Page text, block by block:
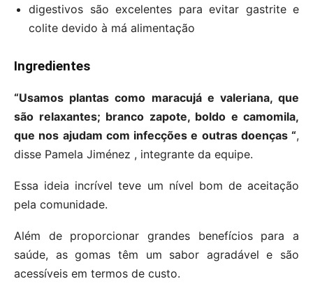
digestivos são excelentes para evitar gastrite e
colite devido à má alimentação
Ingredientes
“Usamos plantas como maracujá e valeriana, que
são relaxantes; branco zapote, boldo e camomila,
que nos ajudam com infecções e outras doenças “,
disse Pamela Jiménez , integrante da equipe.
Essa ideia incrível teve um nível bom de aceitação
pela comunidade.
Além de proporcionar grandes benefícios para a
saúde, as gomas têm um sabor agradável e são
acessíveis em termos de custo.